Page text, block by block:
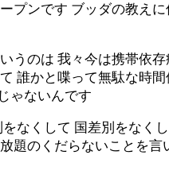
プンです ブッダの教え
うのは 我々今は携帯依
誰かと喋って無駄な時
ゃないんです
なくして 国差別をなく
題のくだらないことを